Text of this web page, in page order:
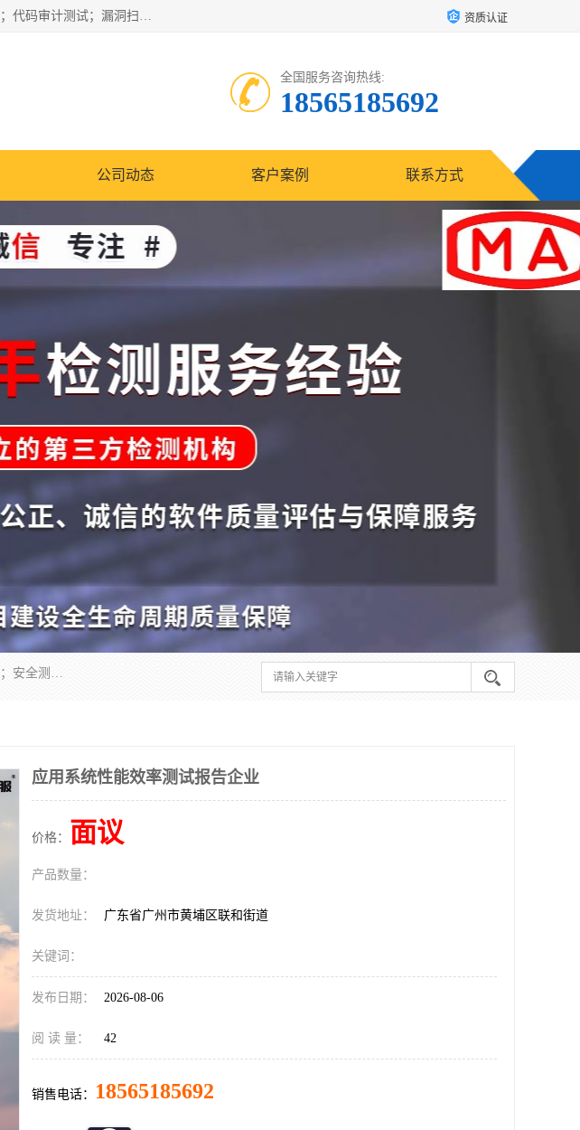
正检信服提供软件产品登记测试；科技项目验收测试；产品确认测试；功能测试；性能测试；安全测试；代码审计测试；漏洞扫描测试；渗透测试；风险评估测试；信息安全等级保护测评；双软认定；实验室建设质量体系建设；软件着作权、软件评测等服务。 资质认证
全国服务咨询热线:
18565185692
公司动态 客户案例 联系方式
正检信服提供软件产品登记测试；科技项目验收测试；产品确认测试；功能测试；性能测试；安全测试；代码审计测试；漏洞扫描测试；渗透测试；风险评估测试；信息安全等级保护测评；双软认定；实验室建设质量体系建设；软件着作权、软件评测等服务。
应用系统性能效率测试报告企业
价格： 面议
产品数量：
发货地址： 广东省广州市黄埔区联和街道
关键词：
发布日期： 2026-08-06
阅 读 量： 42
销售电话： 18565185692